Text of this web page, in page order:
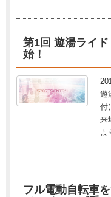
第1回 遊湯ライ
始！
遊
付
来
フル電動自転車